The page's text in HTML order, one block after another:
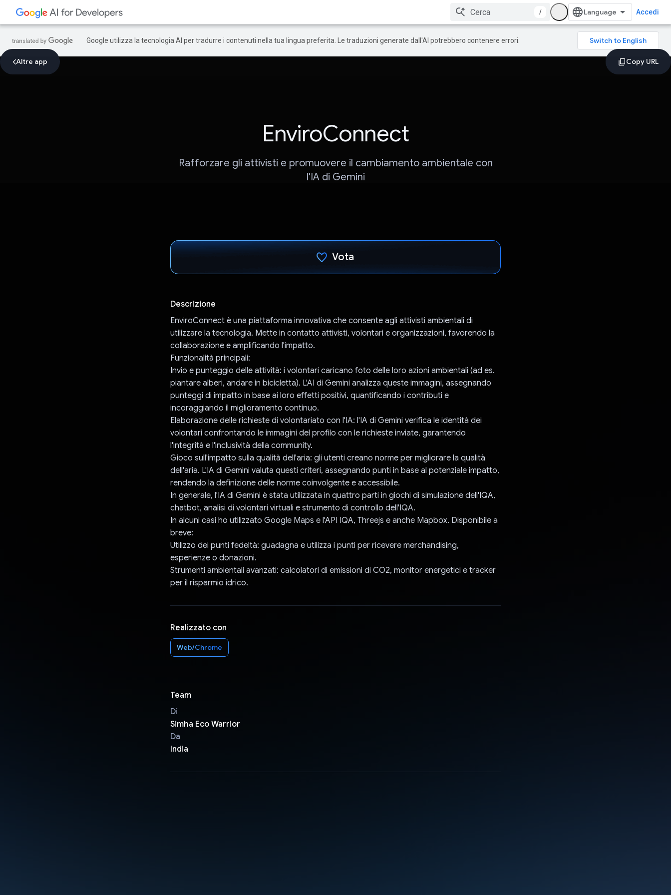
/ Accedi
Google utilizza la tecnologia AI per tradurre i contenuti nella tua lingua preferita. Le traduzioni generate dall'AI potrebbero contenere errori.
Altre app
EnviroConnect
Rafforzare gli attivisti e promuovere il cambiamento ambientale con
l'IA di Gemini
Vota
Descrizione
EnviroConnect è una piattaforma innovativa che consente agli attivisti ambientali di
utilizzare la tecnologia. Mette in contatto attivisti, volontari e organizzazioni, favorendo la
collaborazione e amplificando l'impatto.
Funzionalità principali:
Invio e punteggio delle attività: i volontari caricano foto delle loro azioni ambientali (ad es.
piantare alberi, andare in bicicletta). L'AI di Gemini analizza queste immagini, assegnando
punteggi di impatto in base ai loro effetti positivi, quantificando i contributi e
incoraggiando il miglioramento continuo.
Elaborazione delle richieste di volontariato con l'IA: l'IA di Gemini verifica le identità dei
volontari confrontando le immagini del profilo con le richieste inviate, garantendo
l'integrità e l'inclusività della community.
Gioco sull'impatto sulla qualità dell'aria: gli utenti creano norme per migliorare la qualità
dell'aria. L'IA di Gemini valuta questi criteri, assegnando punti in base al potenziale impatto,
rendendo la definizione delle norme coinvolgente e accessibile.
In generale, l'IA di Gemini è stata utilizzata in quattro parti in giochi di simulazione dell'IQA,
chatbot, analisi di volontari virtuali e strumento di controllo dell'IQA.
In alcuni casi ho utilizzato Google Maps e l'API IQA, Threejs e anche Mapbox. Disponibile a
breve:
Utilizzo dei punti fedeltà: guadagna e utilizza i punti per ricevere merchandising,
esperienze o donazioni.
Strumenti ambientali avanzati: calcolatori di emissioni di CO2, monitor energetici e tracker
per il risparmio idrico.
Realizzato con
Web/Chrome
Team
Di
Simha Eco Warrior
Da
India